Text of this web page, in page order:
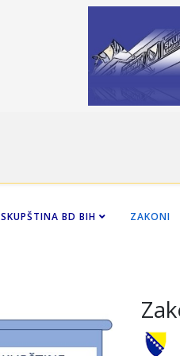
SKUPŠTINA BD BIH ZAKONI